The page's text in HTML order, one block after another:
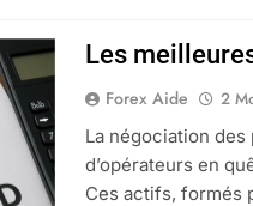
Les
Forex Aide 2
La négociation
d’opérateurs en
Ces actifs, formés